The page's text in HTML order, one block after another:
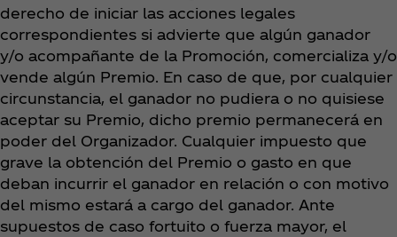
derecho de iniciar las acciones legales
correspondientes si advierte que algún ganador
y/o acompañante de la Promoción, comercializa y/o
vende algún Premio. En caso de que, por cualquier
circunstancia, el ganador no pudiera o no quisiese
aceptar su Premio, dicho premio permanecerá en
poder del Organizador. Cualquier impuesto que
grave la obtención del Premio o gasto en que
deban incurrir el ganador en relación o con motivo
del mismo estará a cargo del ganador. Ante
supuestos de caso fortuito o fuerza mayor, el